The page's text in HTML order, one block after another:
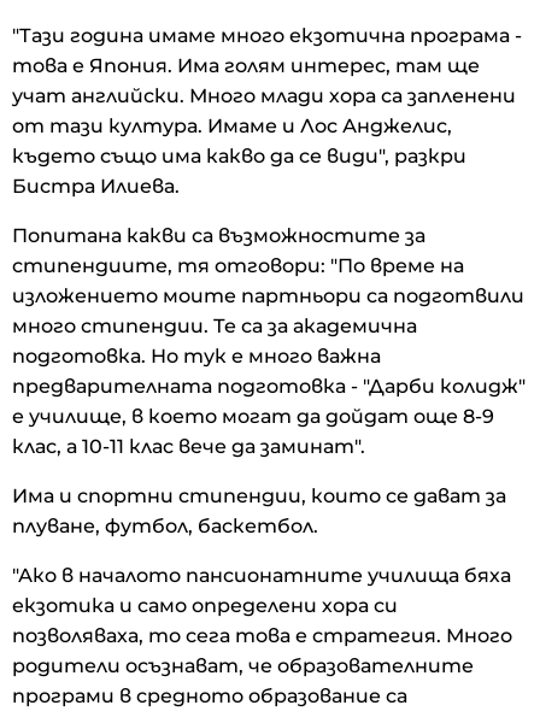
"Тази година имаме много екзотична програма -
това е Япония. Има голям интерес, там ще
учат английски. Много млади хора са запленени
от тази култура. Имаме и Лос Анджелис,
където също има какво да се види", разкри
Бистра Илиева.
Попитана какви са възможностите за
стипендиите, тя отговори: "По време на
изложението моите партньори са подготвили
много стипендии. Те са за академична
подготовка. Но тук е много важна
предварителната подготовка - "Дарби колидж"
е училище, в което могат да дойдат още 8-9
клас, а 10-11 клас вече да заминат".
Има и спортни стипендии, които се дават за
плуване, футбол, баскетбол.
"Ако в началото пансионатните училища бяха
екзотика и само определени хора си
позволяваха, то сега това е стратегия. Много
родители осъзнават, че образователните
програми в средното образование са